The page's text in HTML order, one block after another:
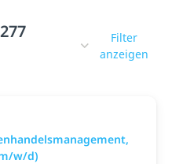
Filter
anzeigen
w/d)